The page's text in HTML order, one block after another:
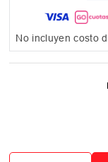
No incluyen costo